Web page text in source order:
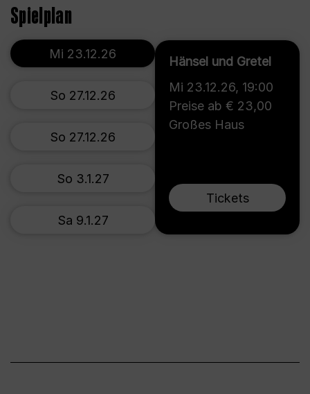
Spielplan
Hänsel und Gretel
Mi 23.12.26, 19:00
Preise ab € 23,00
Großes Haus
Tickets
Mi 23.12.26
So 27.12.26
So 27.12.26
So 3.1.27
Sa 9.1.27